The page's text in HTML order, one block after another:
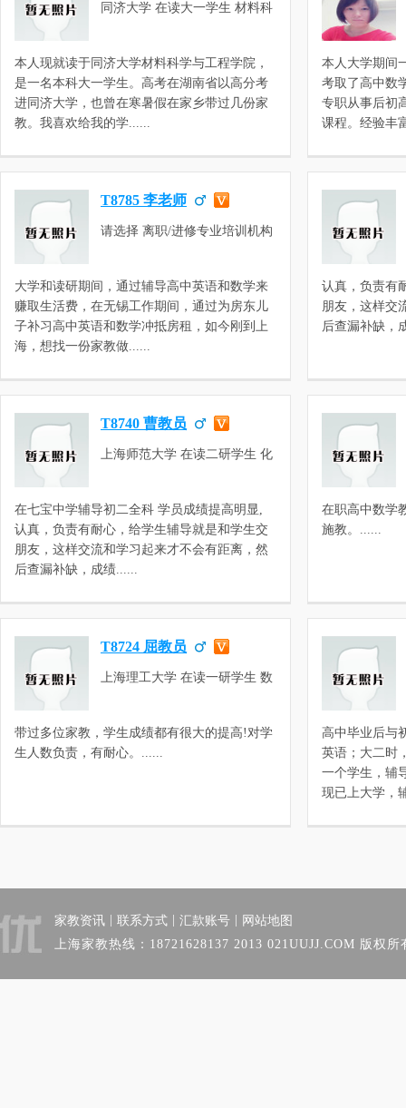
同济大学 在读大一学生 材料科
本人现就读于同济大学材料科学与工程学院，
是一名本科大一学生。高考在湖南省以高分考
进同济大学，也曾在寒暑假在家乡带过几份家
教。我喜欢给我的学......
本人大学期间
考取了高中数
专职从事后初
课程。经验丰
T8785 李老师
请选择 离职/进修专业培训机构
学，三校生数学，三校生英语，
高中数学，高中英语，职称英语
考试，高三数学，高三英语
大学和读研期间，通过辅导高中英语和数学来
赚取生活费，在无锡工作期间，通过为房东儿
子补习高中英语和数学冲抵房租，如今刚到上
海，想找一份家教做......
认真，负责有
朋友，这样交
后查漏补缺，
T8740 曹教员
上海师范大学 在读二研学生 化
在七宝中学辅导初二全科 学员成绩提高明显,
认真，负责有耐心，给学生辅导就是和学生交
朋友，这样交流和学习起来才不会有距离，然
后查漏补缺，成绩......
在职高中数学
施教。......
T8724 屈教员
上海理工大学 在读一研学生 数
带过多位家教，学生成绩都有很大的提高!对学
生人数负责，有耐心。......
高中毕业后与
英语；大二时
一个学生，辅
现已上大学，
家教资讯 联系方式 汇款账号
网站地图
上海家教热线：18721628137 2013 021UUJJ.COM 版权